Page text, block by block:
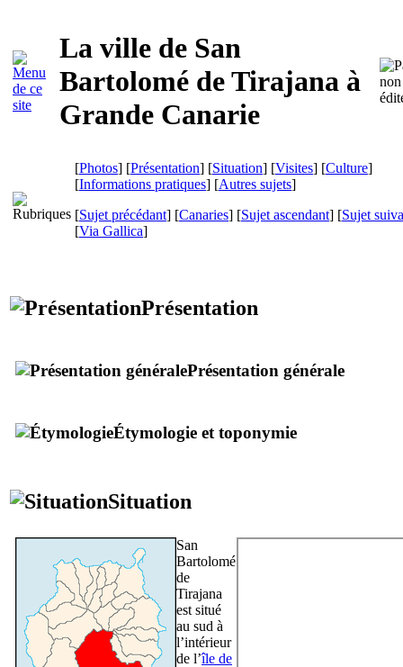
La ville de San
Bartolomé de Tirajana à
Grande Canarie
[Photos] [Présentation] [Situation] [Visites] [Culture]
[Informations pratiques] [Autres sujets]
[Sujet précédant] [Canaries] [Sujet ascendant] [Sujet
[Via Gallica]
Présentation
Présentation générale
Étymologie et toponymie
Situation
San
Bartolomé
de
Tirajana
est situé
au sud à
l’intérieur
de l’île de